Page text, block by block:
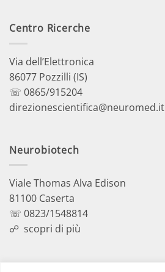
Centro Ricerche
Via dell’Elettronica
86077 Pozzilli (IS)
☏ 0865/915204
direzionescientifica@neuromed.it
Neurobiotech
Viale Thomas Alva Edison
81100 Caserta
☏ 0823/1548814
☍ scopri di più